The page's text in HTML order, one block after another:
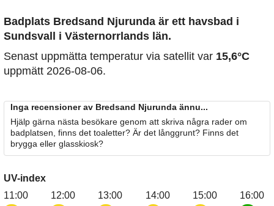
Badplats Bredsand Njurunda är ett havsbad i
Sundsvall i Västernorrlands län.
Senast uppmätta temperatur via satellit var 15,6°C
uppmätt 2026-08-06.
Inga recensioner av Bredsand Njurunda ännu...
Hjälp gärna nästa besökare genom att skriva några rader om
badplatsen, finns det toaletter? Är det långgrunt? Finns det
brygga eller glasskiosk?
UV-index
11:00
12:00
13:00
14:00
15:00
16:00